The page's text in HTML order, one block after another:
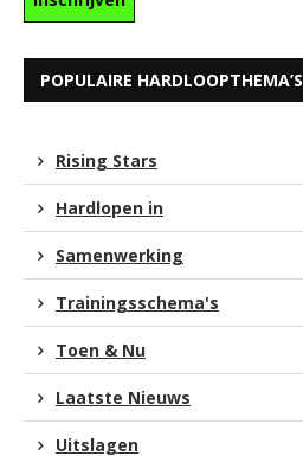
POPULAIRE HARDLOOPTHEMA’S
Rising Stars
Hardlopen in
Samenwerking
Trainingsschema's
Toen & Nu
Laatste Nieuws
Uitslagen